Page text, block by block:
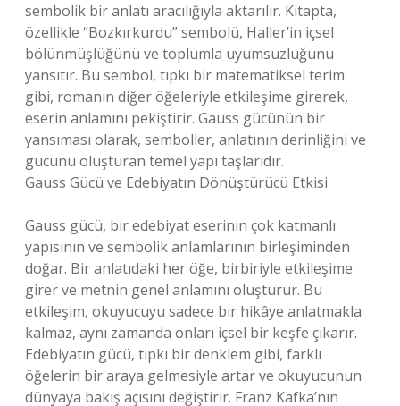
sembolik bir anlatı aracılığıyla aktarılır. Kitapta,
özellikle “Bozkırkurdu” sembolü, Haller’in içsel
bölünmüşlüğünü ve toplumla uyumsuzluğunu
yansıtır. Bu sembol, tıpkı bir matematiksel terim
gibi, romanın diğer öğeleriyle etkileşime girerek,
eserin anlamını pekiştirir. Gauss gücünün bir
yansıması olarak, semboller, anlatının derinliğini ve
gücünü oluşturan temel yapı taşlarıdır.
Gauss Gücü ve Edebiyatın Dönüştürücü Etkisi
Gauss gücü, bir edebiyat eserinin çok katmanlı
yapısının ve sembolik anlamlarının birleşiminden
doğar. Bir anlatıdaki her öğe, birbiriyle etkileşime
girer ve metnin genel anlamını oluşturur. Bu
etkileşim, okuyucuyu sadece bir hikâye anlatmakla
kalmaz, aynı zamanda onları içsel bir keşfe çıkarır.
Edebiyatın gücü, tıpkı bir denklem gibi, farklı
öğelerin bir araya gelmesiyle artar ve okuyucunun
dünyaya bakış açısını değiştirir. Franz Kafka’nın